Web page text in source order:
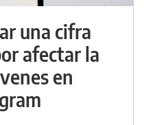
una cifra
afectar la
en